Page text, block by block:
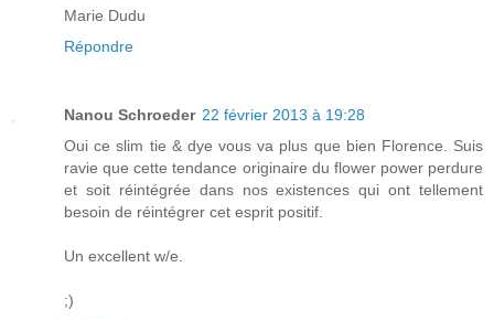
Marie Dudu
Répondre
Nanou Schroeder 22 février 2013 à 19:28
Oui ce slim tie & dye vous va plus que bien Florence. Suis
ravie que cette tendance originaire du flower power perdure
et soit réintégrée dans nos existences qui ont tellement
besoin de réintégrer cet esprit positif.
Un excellent w/e.
;)